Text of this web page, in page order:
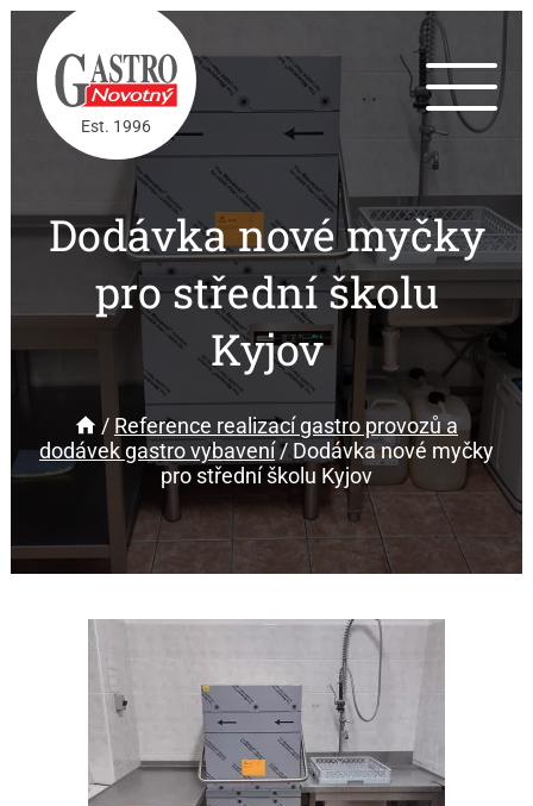
Est. 1996
Dodávka nové myčky
pro střední školu
Kyjov
/ Reference realizací gastro provozů a
dodávek gastro vybavení / Dodávka nové myčky
pro střední školu Kyjov